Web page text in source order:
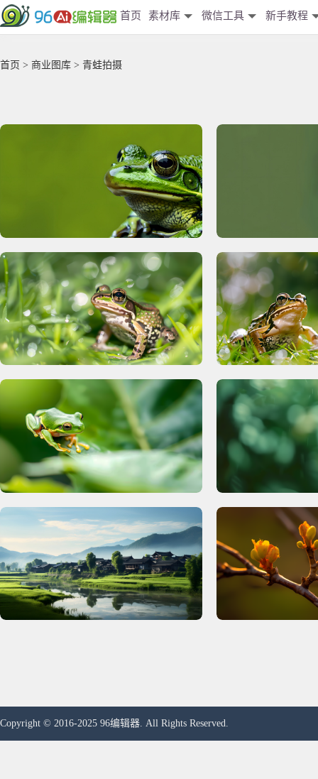
首页 素材库 微信工具 新手教程
首页 > 商业图库 > 青蛙拍摄
Copyright © 2016-2025 96编辑器. All Rights Reserved.